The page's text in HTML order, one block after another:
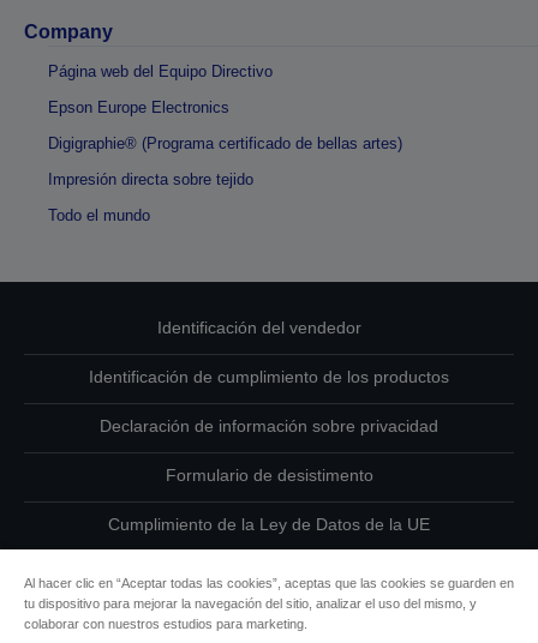
Company
Página web del Equipo Directivo
Epson Europe Electronics
Digigraphie® (Programa certificado de bellas artes)
Impresión directa sobre tejido
Todo el mundo
Identificación del vendedor
Identificación de cumplimiento de los productos
Declaración de información sobre privacidad
Formulario de desistimento
Cumplimiento de la Ley de Datos de la UE
Información sobre cookies
Al hacer clic en “Aceptar todas las cookies”, aceptas que las cookies se guarden en
tu dispositivo para mejorar la navegación del sitio, analizar el uso del mismo, y
colaborar con nuestros estudios para marketing.